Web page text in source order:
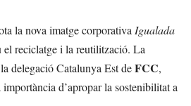
la nova imatge corporativa Igualada
el reciclatge i la reutilització. La
delegació Catalunya Est deFCC,
d’apropar la sostenibilitat a